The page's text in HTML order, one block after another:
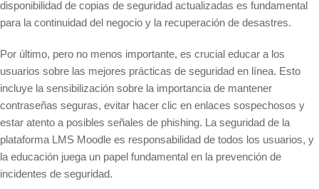
disponibilidad de copias de seguridad actualizadas es fundamental
para la continuidad del negocio y la recuperación de desastres.
Por último, pero no menos importante, es crucial educar a los
usuarios sobre las mejores prácticas de seguridad en línea. Esto
incluye la sensibilización sobre la importancia de mantener
contraseñas seguras, evitar hacer clic en enlaces sospechosos y
estar atento a posibles señales de phishing. La seguridad de la
plataforma LMS Moodle es responsabilidad de todos los usuarios, y
la educación juega un papel fundamental en la prevención de
incidentes de seguridad.